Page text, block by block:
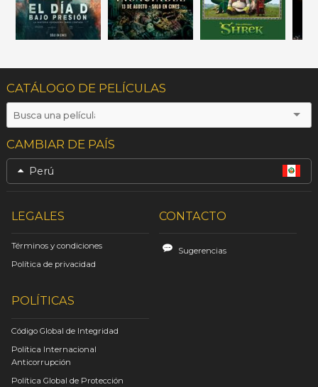
CATÁLOGO DE PELÍCULAS
CAMBIAR DE PAÍS
Perú
LEGALES
Términos y condiciones
Política de privacidad
CONTACTO
Sugerencias
POLÍTICAS
Código Global de Integridad
Política Internacional
Anticorrupción
Política Global de Protección